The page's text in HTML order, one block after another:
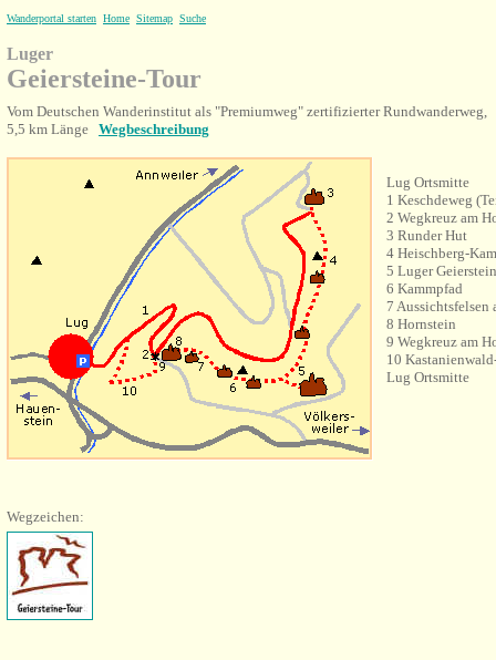
Wanderportal starten Home Sitemap Suche
Luger
Geiersteine-Tour
Vom Deutschen Wanderinstitut als "Premiumweg" zertifizierter Rundwanderweg,
5,5 km Länge Wegbeschreibung
Lug Ortsmitte
1 Keschdeweg
2 Wegkreuz am
3 Runder Hut
4 Heischberg-
5 Luger Geierstein
6 Kammpfad
7 Aussichtsfelsen
8 Hornstein
9 Wegkreuz am
10
Lug Ortsmitte
Wegzeichen: